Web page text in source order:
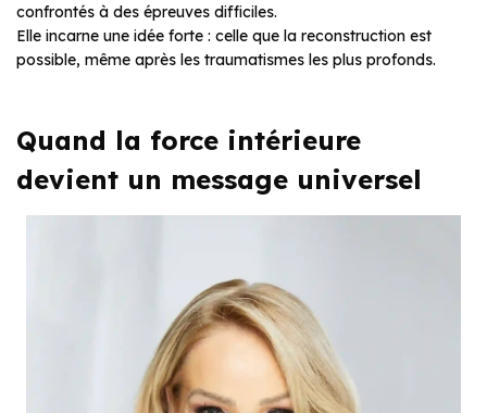
confrontés à des épreuves difficiles.
Elle incarne une idée forte : celle que la reconstruction est
possible, même après les traumatismes les plus profonds.
Quand la force intérieure
devient un message universel